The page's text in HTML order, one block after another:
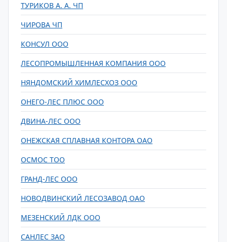
ТУРИКОВ А. А. ЧП
ЧИРОВА ЧП
КОНСУЛ ООО
ЛЕСОПРОМЫШЛЕННАЯ КОМПАНИЯ ООО
НЯНДОМСКИЙ ХИМЛЕСХОЗ ООО
ОНЕГО-ЛЕС ПЛЮС ООО
ДВИНА-ЛЕС ООО
ОНЕЖСКАЯ СПЛАВНАЯ КОНТОРА ОАО
ОСМОС ТОО
ГРАНД-ЛЕС ООО
НОВОДВИНСКИЙ ЛЕСОЗАВОД ОАО
МЕЗЕНСКИЙ ЛДК ООО
САНЛЕС ЗАО